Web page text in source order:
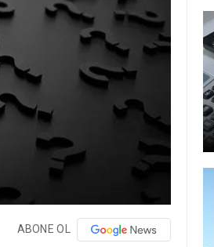
ABONE OL